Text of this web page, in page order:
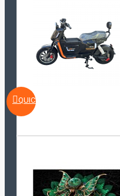
QUICKVIEW